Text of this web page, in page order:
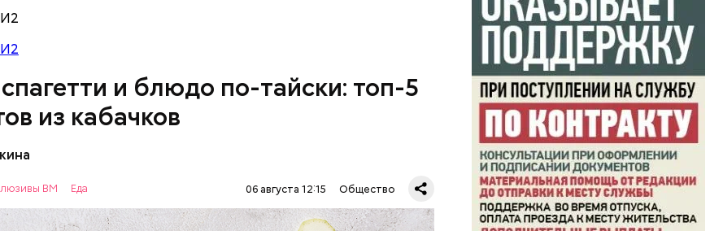
и блюдо по-тайски: топ-5
из кабачков
ВМ Еда 06 августа 12:15 Общество
РЕЦЕПТЫ